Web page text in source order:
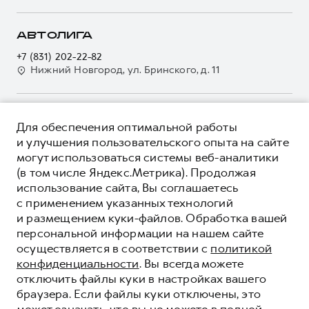
Для малого бизнеса
Система управления автопарком
Сервис для корпоративных клиентов
HAVAL Лизинг
Автомобильные аксессуары
Коллекция PRO
Коллекция Базовая
Коллекция Детская
Электронный ПТС
GWM Безопасность
Мобильное приложение GWM
Программа «HAVAL Защита+»
Руководства по эксплуатации
Подписки
Автомобильные аксессуары
Коллекция PRO
Коллекция Базовая
Коллекция Детская
О GWM
О дилере
Наша команда
Контакты
АВТОЛИГА
+7 (831) 202-22-82
Нижний Новгород, ул. Бринского, д. 11
ЦЕНЫ И ВЫГОДЫ
ЮРИДИЧЕСКАЯ ИНФОРМАЦИЯ
Вся представленная на сайте информация, касающаяся
автомобилей и сервисного обслуживания, носит
информационный характер и не является публичной офертой.
Все цены, указанные на данном сайте, носят информационный
характер и являются максимально рекомендуемыми
розничными ценами по расчетам дистрибьютора (ООО «Грейт
Волл Мотор Рус»). Для получения подробной информации
просьба обращаться к ближайшему официальному дилеру ООО
«Грейт Волл Мотор Рус» либо по телефону Горячей линии 8 (800)
****На некоторых автомобилях HAVAL может отсутствовать
система / устройство вызова экстренных оперативных служб
(блок ЭРА-ГЛОНАСС).
Показать все
© 2026 ООО «Грейт Волл Мотор Рус»
© 2026 ООО «Автолига-спорт»
Для обеспечения оптимальной работы
и улучшения пользовательского опыта на сайте
могут использоваться системы веб-аналитики
(в том числе Яндекс.Метрика). Продолжая
использование сайта, Вы соглашаетесь
с применением указанных технологий
и размещением куки-файлов. Обработка вашей
персональной информации на нашем сайте
осуществляется в соответствии с политикой
конфиденциальности. Вы всегда можете
отключить файлы куки в настройках вашего
браузера. Если файлы куки отключены, это